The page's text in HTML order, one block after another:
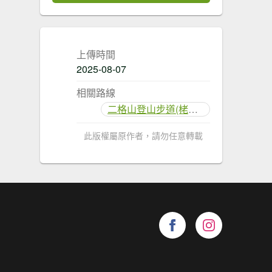
上傳時間
2025-08-07
相關路線
二格山登山步道(栳寮線)
此版權屬原作者，請勿任意轉載